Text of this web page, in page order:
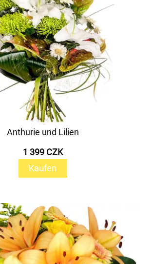
Anthurie und Lilien
1 399 CZK
Kaufen